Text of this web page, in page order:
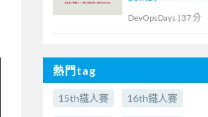
DevOpsDays | 37 分
熱門tag
15th鐵人賽 16th鐵人賽